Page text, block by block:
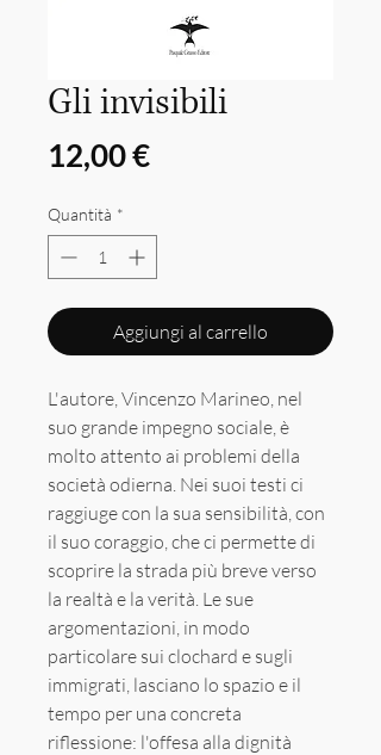
Gli invisibili
12,00 €Prezzo
Quantità *
Aggiungi al carrello
L'autore, Vincenzo Marineo, nel
suo grande impegno sociale, è
molto attento ai problemi della
società odierna. Nei suoi testi ci
raggiuge con la sua sensibilità, con
il suo coraggio, che ci permette di
scoprire la strada più breve verso
la realtà e la verità. Le sue
argomentazioni, in modo
particolare sui clochard e sugli
immigrati, lasciano lo spazio e il
tempo per una concreta
riflessione: l'offesa alla dignità